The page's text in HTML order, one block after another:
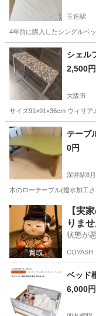
玉造駅
4年前に購入したシングルベ
大阪 大阪市
シェル
2,500円
大阪市
サイズ91×91×36cm ウィリ
大阪 大阪市 収納家具
テーブ
0円
深井駅8
木のローテーブル(撥水加工
大阪 堺市 深井駅
【実
りま
状態が
COYASH
ベッド
6,000円